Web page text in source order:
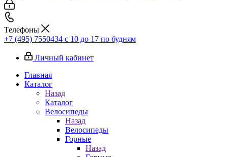
Телефоны
+7 (495) 7550434 с 10 до 17 по будням
Личный кабинет
Главная
Каталог
Назад
Каталог
Велосипеды
Назад
Велосипеды
Горные
Назад